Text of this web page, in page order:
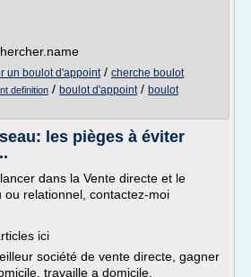
un boulot d'appoint/ cherche boulot
definition / boulot d'appoint/ boulot
les pièges à éviter
dans la Vente directe et le
ou relationnel, contactez-moi
ici
société de vente directe, gagner
travaille a domicile,